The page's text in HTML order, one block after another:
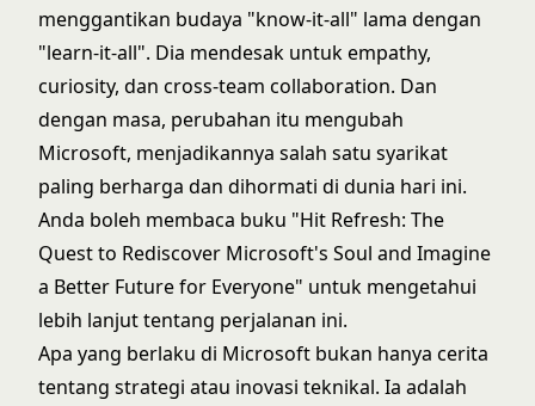
menggantikan budaya "know-it-all" lama dengan
"learn-it-all". Dia mendesak untuk empathy,
curiosity, dan cross-team collaboration. Dan
dengan masa, perubahan itu mengubah
Microsoft, menjadikannya salah satu syarikat
paling berharga dan dihormati di dunia hari ini.
Anda boleh membaca buku "Hit Refresh: The
Quest to Rediscover Microsoft's Soul and Imagine
a Better Future for Everyone" untuk mengetahui
lebih lanjut tentang perjalanan ini.
Apa yang berlaku di Microsoft bukan hanya cerita
tentang strategi atau inovasi teknikal. Ia adalah